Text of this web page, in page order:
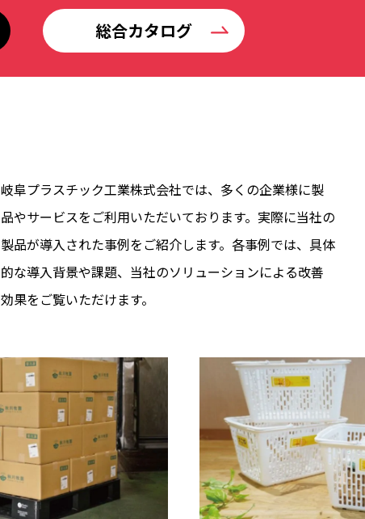
総合カタログ
岐阜プラスチック工業株式会社では、多くの企業様に製
品やサービスをご利用いただいております。実際に当社の
製品が導入された事例をご紹介します。各事例では、具体
的な導入背景や課題、当社のソリューションによる改善
効果をご覧いただけます。